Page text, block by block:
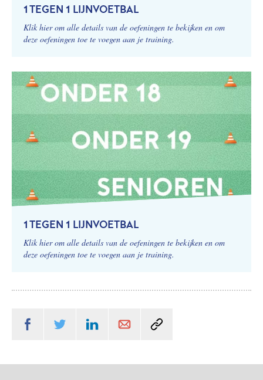
1 TEGEN 1 LIJNVOETBAL
Klik hier om alle details van de oefeningen te bekijken en om
deze oefeningen toe te voegen aan je training.
1 TEGEN 1 LIJNVOETBAL
Klik hier om alle details van de oefeningen te bekijken en om
deze oefeningen toe te voegen aan je training.